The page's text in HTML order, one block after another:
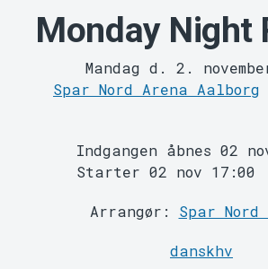
Support
Monday Night
Mandag d. 2.
Spar Nord Arena Aalborg
Indgangen åbnes 02
Starter 02 nov 17:00
Arrangør: Spar Nord
danskhv